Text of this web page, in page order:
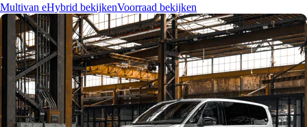
Multivan eHybrid bekijkenVoorraad bekijken